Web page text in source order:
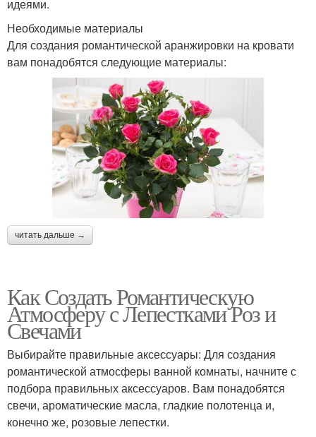
идеями.
Необходимые материалы
Для создания романтической аранжировки на кровати
вам понадобятся следующие материалы:
читать дальше →
Как Создать Романтическую
Атмосферу с Лепестками Роз и
Свечами
Выбирайте правильные аксессуары: Для создания
романтической атмосферы ванной комнаты, начните с
подбора правильных аксессуаров. Вам понадобятся
свечи, ароматические масла, гладкие полотенца и,
конечно же, розовые лепестки.